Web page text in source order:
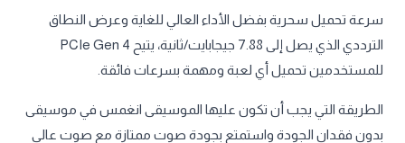
سرعة تحميل سحرية بفضل الأداء العالي للغاية وعرض النطاق
الترددي الذي يصل إلى 7.88 جيجابايت/ثانية، يتيح PCIe Gen 4
للمستخدمين تحميل أي لعبة ومهمة بسرعات فائقة.
الطريقة التي يجب أن تكون عليها الموسيقى انغمس في موسيقى
بدون فقدان الجودة واستمتع بجودة صوت ممتازة مع صوت عالي